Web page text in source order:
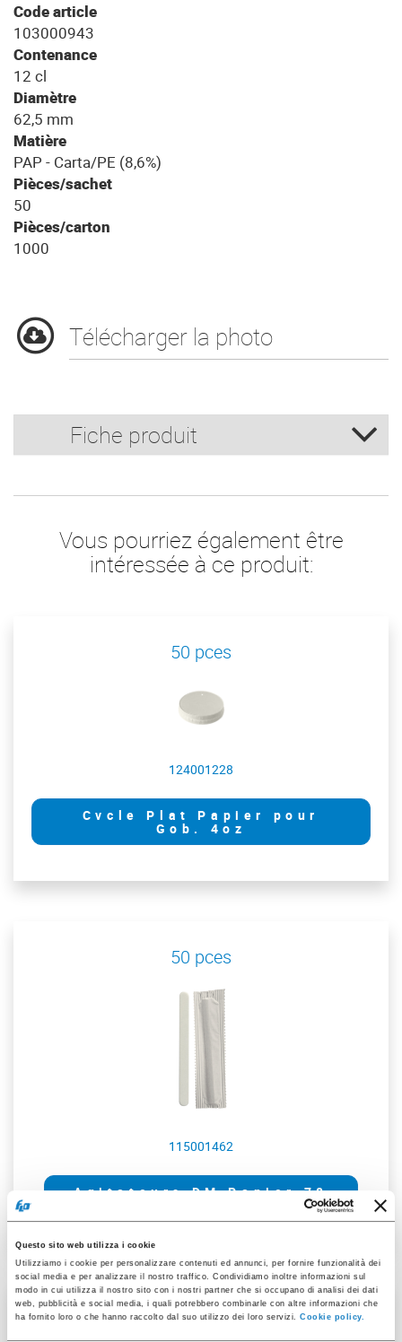
Questo sito web utilizza i cookie
Utilizziamo i cookie per personalizzare contenuti ed annunci, per fornire funzionalità dei
social media e per analizzare il nostro traffico. Condividiamo inoltre informazioni sul
modo in cui utilizza il nostro sito con i nostri partner che si occupano di analisi dei dati
web, pubblicità e social media, i quali potrebbero combinarle con altre informazioni che
ha fornito loro o che hanno raccolto dal suo utilizzo dei loro servizi.Cookie policy.
Code article
103000943
Contenance
12 cl
Diamètre
62,5 mm
Matière
PAP - Carta/PE (8,6%)
Pièces/sachet
50
Pièces/carton
1000
Télécharger la photo
Fiche produit
Vous pourriez également être
intéressée à ce produit:
50 pces
124001228
Cvcle Plat Papier pour
Gob. 4oz
50 pces
115001462
Agitateurs DM Papier 78
100 pces